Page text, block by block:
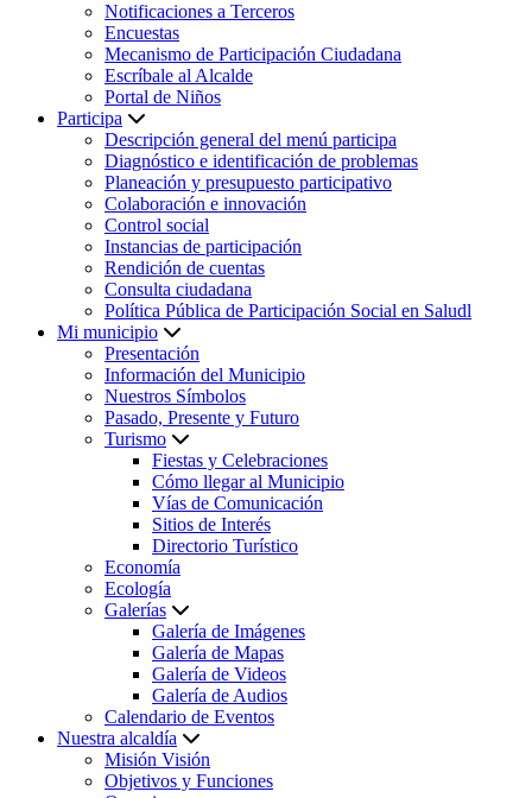
Notificaciones a Terceros
Encuestas
Mecanismo de Participación Ciudadana
Escríbale al Alcalde
Portal de Niños
Participa
Descripción general del menú participa
Diagnóstico e identificación de problemas
Planeación y presupuesto participativo
Colaboración e innovación
Control social
Instancias de participación
Rendición de cuentas
Consulta ciudadana
Política Pública de Participación Social en Saludl
Mi municipio
Presentación
Información del Municipio
Nuestros Símbolos
Pasado, Presente y Futuro
Turismo
Fiestas y Celebraciones
Cómo llegar al Municipio
Vías de Comunicación
Sitios de Interés
Directorio Turístico
Economía
Ecología
Galerías
Galería de Imágenes
Galería de Mapas
Galería de Videos
Galería de Audios
Calendario de Eventos
Nuestra alcaldía
Misión Visión
Objetivos y Funciones